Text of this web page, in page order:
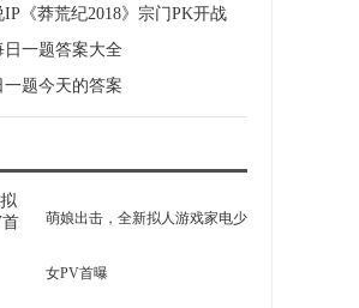
《莽荒纪2018》宗门PK开战
一题答案大全
题今天的答案
萌娘出击，全新拟人游戏家电少
女PV首曝